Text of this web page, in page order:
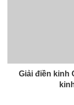
Giải điền kinh